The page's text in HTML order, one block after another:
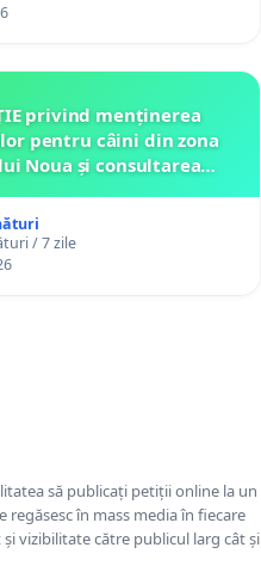
privind menținerea
pentru câini din zona
Noua și consultarea
/ 7 zile
să publicați petiții online la un
în mass media în fiecare
vizibilitate către publicul larg cât și